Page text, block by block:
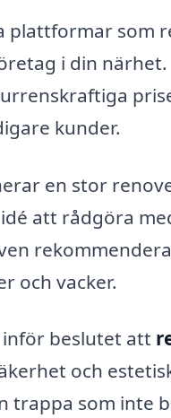
plattformar som
i din
kunder.
en stor
att rådgöra
och vacker.
beslutet att
och
trappa som inte